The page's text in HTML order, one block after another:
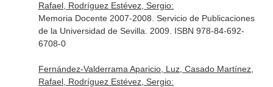
Rafael, Rodríguez Estévez, Sergio:
Memoria Docente 2007-2008. Servicio de Publicaciones
de la Universidad de Sevilla. 2009. ISBN 978-84-692-
6708-0
Fernández-Valderrama Aparicio, Luz, Casado Martínez,
Rafael, Rodríguez Estévez, Sergio: